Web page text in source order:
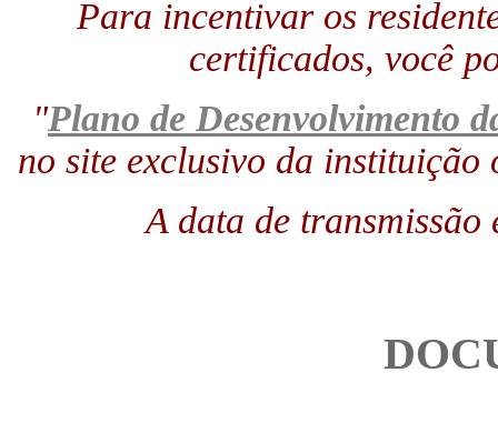
Para incentivar os
certificados, você
"Plano de Desenvolvimento
no site exclusivo da instituição
A data de transmissão